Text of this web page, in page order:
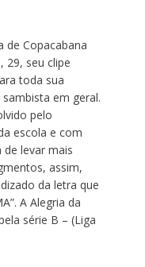
de Copacabana
29, seu clipe
toda sua
em geral.
pelo
escola e com
levar mais
assim,
da letra que
A Alegria da
série B – (Liga